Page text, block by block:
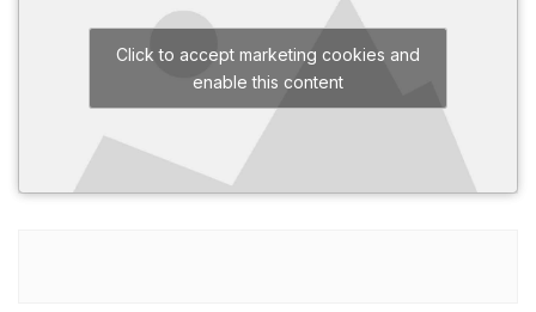
Click to accept marketing cookies and
enable this content